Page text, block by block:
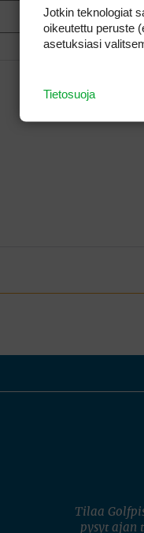
Tilaa
pysyt ajan
Jotkin teknologiat
oikeutettu peruste
asetuksiasi
Tietosuoja